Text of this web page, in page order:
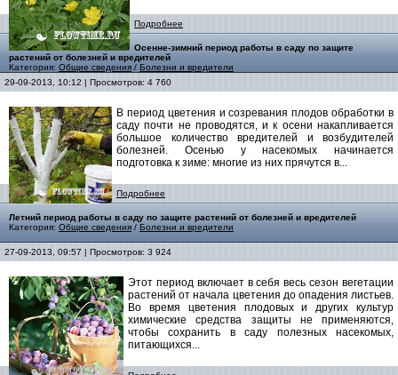
Подробнее
Осенне-зимний период работы в саду по защите
растений от болезней и вредителей
Категория: Общие сведения / Болезни и вредители
29-09-2013, 10:12 | Просмотров: 4 760
В период цветения и созревания плодов обработки в
саду почти не проводятся, и к осени накапливается
большое количество вредителей и возбудителей
болезней. Осенью у насекомых начинается
подготовка к зиме: многие из них прячутся в...
Подробнее
Летний период работы в саду по защите растений от болезней и вредителей
Категория: Общие сведения / Болезни и вредители
27-09-2013, 09:57 | Просмотров: 3 924
Этот период включает в себя весь сезон вегетации
растений от начала цветения до опадения листьев.
Во время цветения плодовых и других культур
химические средства защиты не применяются,
чтобы сохранить в саду полезных насекомых,
питающихся...